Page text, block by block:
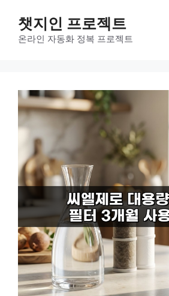
챗지인 프로젝트
온라인 자동화 정복 프로젝트